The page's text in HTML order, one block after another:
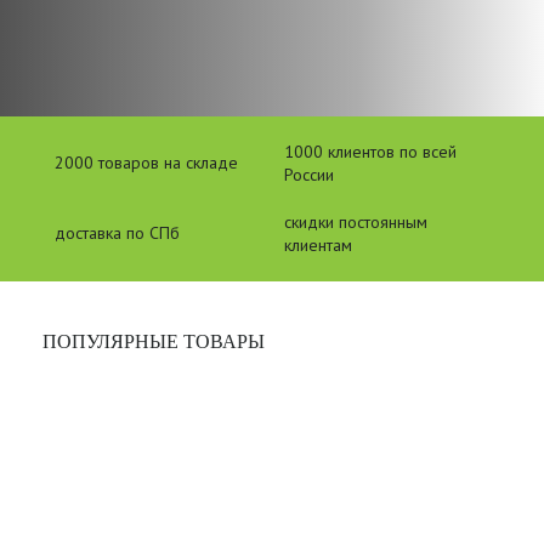
2000 товаров на складе
1000 клиентов по всей
России
доставка по СПб
скидки постоянным
клиентам
ПОПУЛЯРНЫЕ ТОВАРЫ